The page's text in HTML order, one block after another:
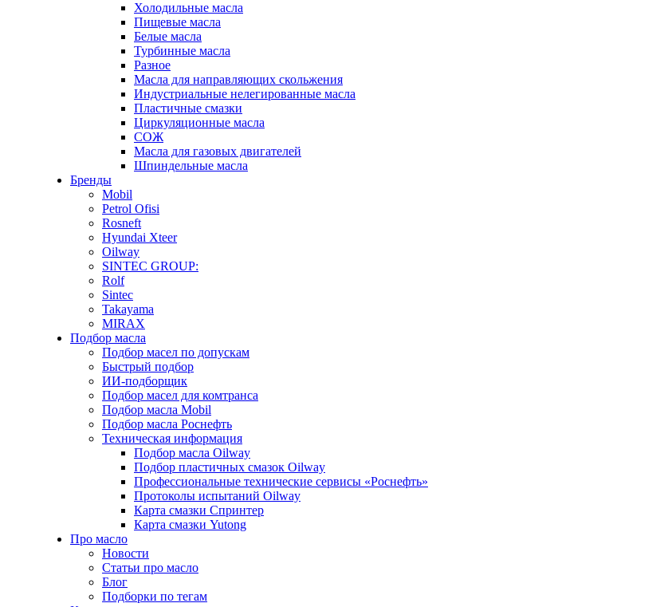
Холодильные масла
Пищевые масла
Белые масла
Турбинные масла
Разное
Масла для направляющих скольжения
Индустриальные нелегированные масла
Пластичные смазки
Циркуляционные масла
СОЖ
Масла для газовых двигателей
Шпиндельные масла
Бренды
Mobil
Petrol Ofisi
Rosneft
Hyundai Xteer
Oilway
SINTEC GROUP:
Rolf
Sintec
Takayama
MIRAX
Подбор масла
Подбор масел по допускам
Быстрый подбор
ИИ-подборщик
Подбор масел для комтранса
Подбор масла Mobil
Подбор масла Роснефть
Техническая информация
Подбор масла Oilway
Подбор пластичных смазок Oilway
Профессиональные технические сервисы «Роснефть»
Протоколы испытаний Oilway
Карта смазки Спринтер
Карта смазки Yutong
Про масло
Новости
Статьи про масло
Блог
Подборки по тегам